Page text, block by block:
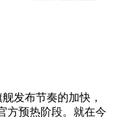
发布节奏的加快，
方预热阶段。就在今